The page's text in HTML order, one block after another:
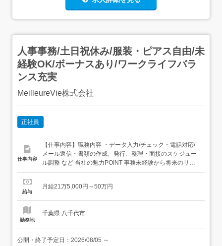
人事事務/土日祝休み/服装・ピアス自由/未
経験OK/ボーナスあり/ワークライフバラ
ンス充実
MeilleureVie株式会社
正社員
仕事内容
【仕事内容】職務内容 ・データ入力/チェック・電話対応/
メール返信・書類の作成、発行、整理・面接のスケジュー
ル調整 など 当社の魅力POINT 事務未経験から将来のリー
ダー候補へ!L 将来的にどの会社でも通用する事務スキルを
み/賞与・昇給制度 完備/残業ほぼなし 服装・髪型・ネイル
給与
月給21万5,000円～50万円
勤務地
千葉県 八千代市
公開・終了予定日： 2026/08/05 ～